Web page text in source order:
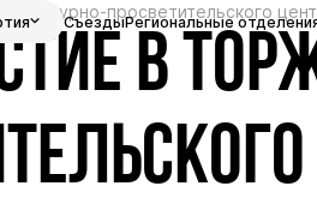
СъездыРегиональные
просветительского
В